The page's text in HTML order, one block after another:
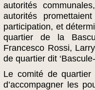
autorités
autorités
participation, et
quartier de la
Francesco Rossi,
de quartier dit
Le comité de quartier
d’accompagner les